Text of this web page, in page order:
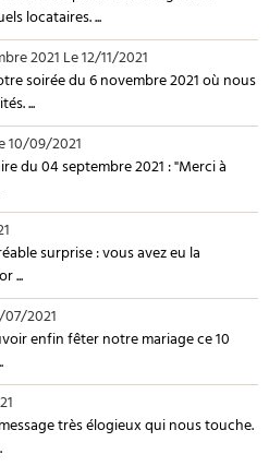
locataires. ...
2021Le 12/11/2021
soirée du 6 novembre 2021 où nous
...
10/09/2021
du 04 septembre 2021 : "Merci à
surprise : vous avez eu la
...
07/2021
enfin fêter notre mariage ce 10
très élogieux qui nous touche.